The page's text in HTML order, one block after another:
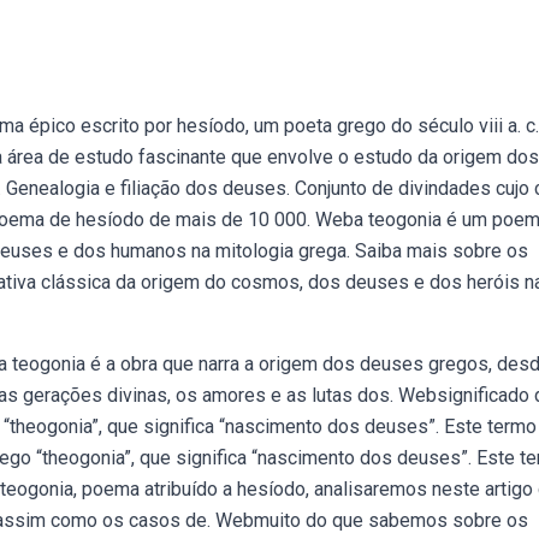
épico escrito por hesíodo, um poeta grego do século viii a.
de estudo fascinante que envolve o estudo da origem dos
e filiação dos deuses. Conjunto de divindades cujo
de hesíodo de mais de 10 000. Weba teogonia é um
e dos humanos na mitologia grega. Saiba mais sobre os
clássica da origem do cosmos, dos deuses e dos heróis
teogonia é a obra que narra a origem dos deuses gregos,
gerações divinas, os amores e as lutas dos. Websignificado
que significa “nascimento dos deuses”. Este
“theogonia”, que significa “nascimento dos deuses”. Este
poema atribuído a hesíodo, analisaremos neste artigo
como os casos de. Webmuito do que sabemos sobre os